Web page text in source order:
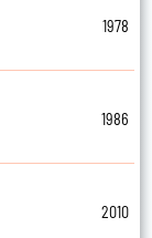
1978
1986
2010